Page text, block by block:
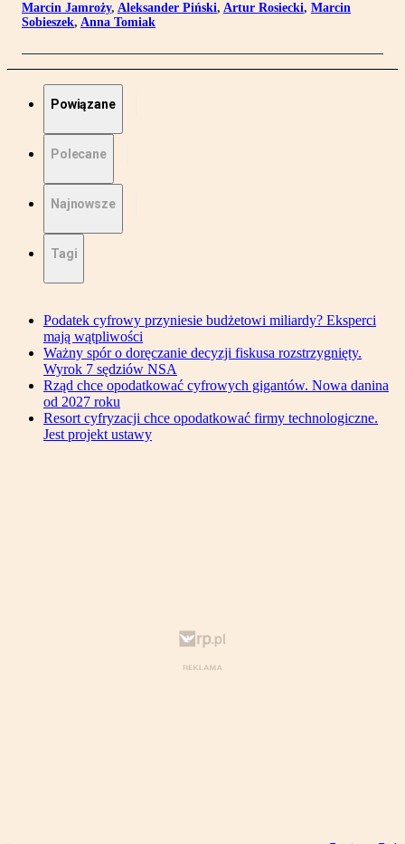
Marcin Jamroży, Aleksander Piński, Artur Rosiecki, Marcin
Sobieszek, Anna Tomiak
Powiązane
Polecane
Najnowsze
Tagi
Podatek cyfrowy przyniesie budżetowi miliardy? Eksperci
mają wątpliwości
Ważny spór o doręczanie decyzji fiskusa rozstrzygnięty.
Wyrok 7 sędziów NSA
Rząd chce opodatkować cyfrowych gigantów. Nowa danina
od 2027 roku
Resort cyfryzacji chce opodatkować firmy technologiczne.
Jest projekt ustawy